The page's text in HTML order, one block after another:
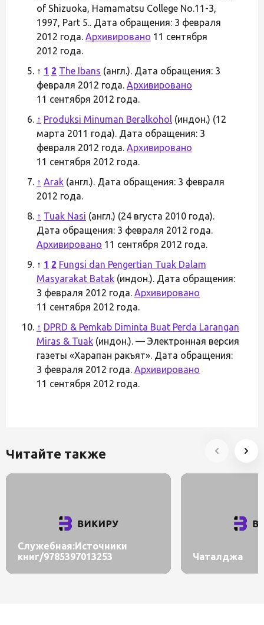
of Shizuoka, Hamamatsu College No.11-3,
1997, Part 5.. Дата обращения: 3 февраля
2012 года. Архивировано 11 сентября
2012 года.
↑ 1 2 The Ibans (англ.). Дата обращения: 3
февраля 2012 года. Архивировано
11 сентября 2012 года.
↑ Produksi Minuman Beralkohol (индон.) (12
марта 2011 года). Дата обращения: 3
февраля 2012 года. Архивировано
11 сентября 2012 года.
↑ Arak (англ.). Дата обращения: 3 февраля
2012 года.
↑ Tuak Nasi (англ.) (24 вгуста 2010 года).
Дата обращения: 3 февраля 2012 года.
Архивировано 11 сентября 2012 года.
↑ 1 2 Fungsi dan Pengertian Tuak Dalam
Masyarakat Batak (индон.). Дата обращения:
3 февраля 2012 года. Архивировано
11 сентября 2012 года.
↑ DPRD & Pemkab Diminta Buat Perda Larangan
Miras & Tuak (индон.). — Электронная версия
газеты «Харапан ракъят». Дата обращения:
3 февраля 2012 года. Архивировано
11 сентября 2012 года.
Читайте также
Служебная:Источники
книг/9785397013253
Чаталджа